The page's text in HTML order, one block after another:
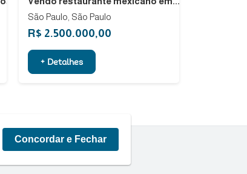
R$ 80.000,00
+ Detalhes
Concordar e Fechar